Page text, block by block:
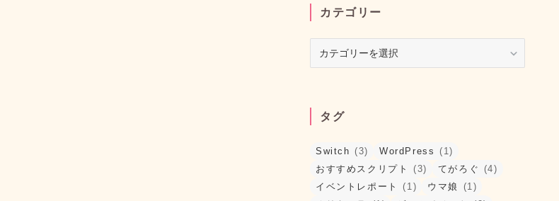
カテゴリー
テ
ー
タグ
Switch (3) WordPress (1)
おすすめスクリプト
(3) てがろぐ (4)
イベントレポート
(1) ウマ娘
(1)